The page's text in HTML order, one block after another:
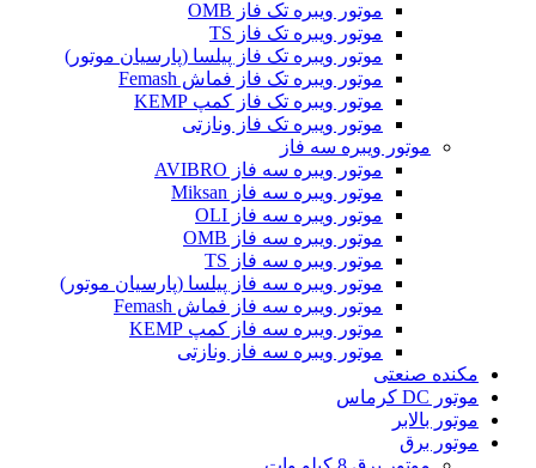
موتور ویبره تک فاز OMB
موتور ویبره تک فاز TS
موتور ویبره تک فاز پیلسا (پارسیان موتور)
موتور ویبره تک فاز فماش Femash
موتور ویبره تک فاز کمپ KEMP
موتور ویبره تک فاز ونازتی
موتور ویبره سه فاز
موتور ویبره سه فاز AVIBRO
موتور ویبره سه فاز Miksan
موتور ویبره سه فاز OLI
موتور ویبره سه فاز OMB
موتور ویبره سه فاز TS
موتور ویبره سه فاز پیلسا (پارسیان موتور)
موتور ویبره سه فاز فماش Femash
موتور ویبره سه فاز کمپ KEMP
موتور ویبره سه فاز ونازتی
مکنده صنعتی
موتور DC کرماس
موتور بالابر
موتور برق